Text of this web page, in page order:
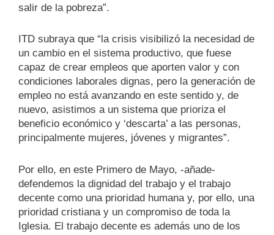
salir de la pobreza”.
ITD subraya que “la crisis visibilizó la necesidad de
un cambio en el sistema productivo, que fuese
capaz de crear empleos que aporten valor y con
condiciones laborales dignas, pero la generación de
empleo no está avanzando en este sentido y, de
nuevo, asistimos a un sistema que prioriza el
beneficio económico y ‘descarta’ a las personas,
principalmente mujeres, jóvenes y migrantes”.
Por ello, en este Primero de Mayo, -añade-
defendemos la dignidad del trabajo y el trabajo
decente como una prioridad humana y, por ello, una
prioridad cristiana y un compromiso de toda la
Iglesia. El trabajo decente es además uno de los